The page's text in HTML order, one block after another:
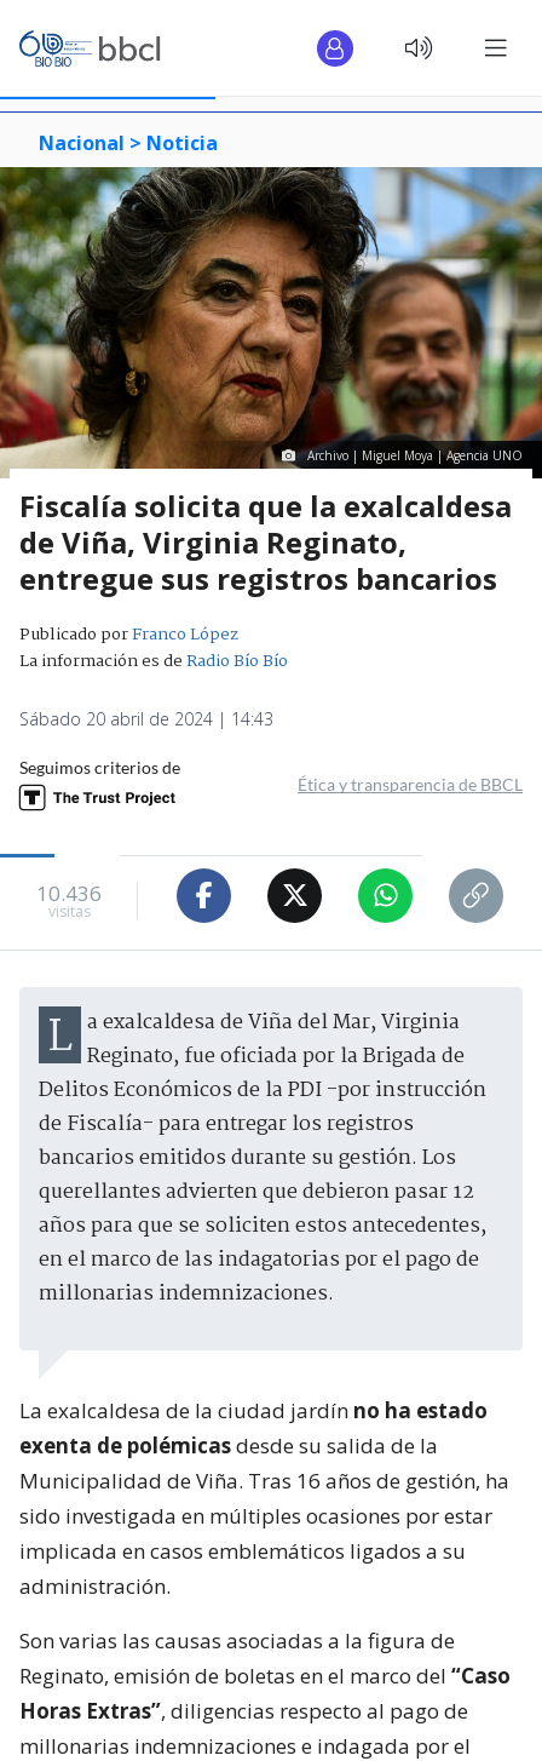
Nacional > Noticia
Archivo | Miguel Moya | Agencia UNO
Fiscalía solicita que la exalcaldesa
de Viña, Virginia Reginato,
entregue sus registros bancarios
Publicado porFranco López
La información es deRadio Bío Bío
Sábado 20 abril de 2024 | 14:43
Seguimos criterios de
Ética y transparencia de BBCL
10.436
visitas
La exalcaldesa de Viña del Mar, Virginia Reginato, fue oficiada por la Brigada de
Delitos Económicos de la PDI -por instrucción
de Fiscalía- para entregar los registros
bancarios emitidos durante su gestión. Los
querellantes advierten que debieron pasar 12
años para que se soliciten estos antecedentes,
en el marco de las indagatorias por el pago de
millonarias indemnizaciones.
La exalcaldesa de la ciudad jardín no ha estado
exenta de polémicasdesde su salida de la
Municipalidad de Viña. Tras 16 años de gestión, ha
sido investigada en múltiples ocasiones por estar
implicada en casos emblemáticos ligados a su
administración.
Son varias las causas asociadas a la figura de
Reginato, emisión de boletas en el marco del “Caso
Horas Extras”, diligencias respecto al pago de
millonarias indemnizaciones e indagada por el